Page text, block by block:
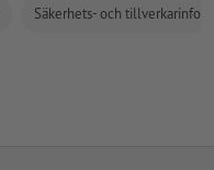
Säkerhets- och